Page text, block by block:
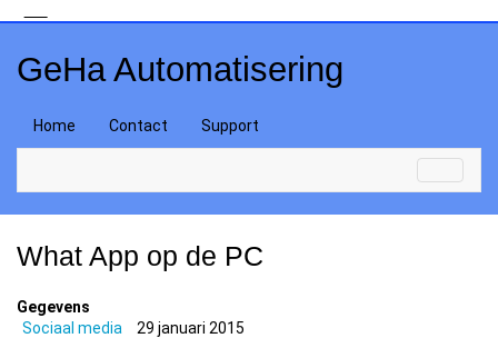
GeHa Automatisering
Home Contact Support
What App op de PC
Gegevens
Sociaal media
29 januari 2015